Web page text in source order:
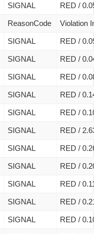
SIGNAL RED /
ReasonCode Violation
SIGNAL RED /
SIGNAL RED /
SIGNAL RED /
SIGNAL RED /
SIGNAL RED /
SIGNAL RED /
SIGNAL RED /
SIGNAL RED /
SIGNAL RED /
SIGNAL RED /
SIGNAL RED /